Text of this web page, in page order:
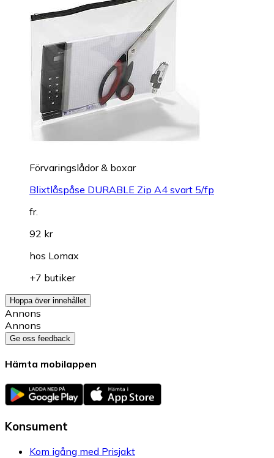
Förvaringslådor & boxar
Blixtlåspåse DURABLE Zip A4 svart 5/fp
fr.
92 kr
hos Lomax
+7 butiker
Hoppa över innehållet
Annons
Annons
Ge oss feedback
Hämta mobilappen
Konsument
Kom igång med Prisjakt